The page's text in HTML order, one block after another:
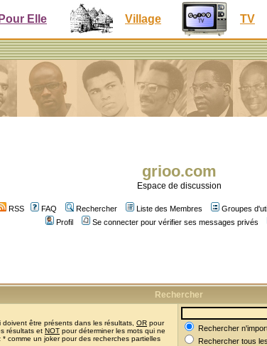
Elle Village TV
grioo.com
Espace de discussion
RSS FAQ Rechercher Liste des Membres Groupes
Profil
Se connecter pour vérifier ses messages privés
Rechercher
être présents dans les résultats, OR pour
résultats et NOT pour déterminer les mots qui ne
comme un joker pour des recherches partielles
Rechercher
Rechercher tous